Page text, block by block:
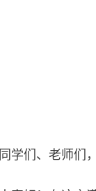
同学们、老师们